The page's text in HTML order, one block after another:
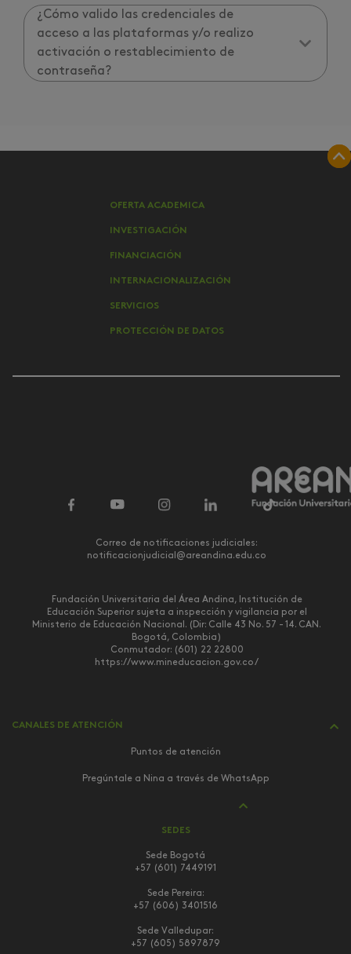
¿Cómo valido las credenciales de
acceso a las plataformas y/o realizo
activación o restablecimiento de
contraseña?
OFERTA ACADEMICA
INVESTIGACIÓN
FINANCIACIÓN
INTERNACIONALIZACIÓN
SERVICIOS
PROTECCIÓN DE DATOS
Correo de notificaciones judiciales:
notificacionjudicial@areandina.edu.co
Fundación Universitaria del Área Andina, Institución de
Educación Superior sujeta a inspección y vigilancia por el
Ministerio de Educación Nacional. (Dir: Calle 43 No. 57 - 14. CAN.
Bogotá, Colombia)
Conmutador: (601) 22 22800
https://www.mineducacion.gov.co/
CANALES DE ATENCIÓN
Puntos de atención
Pregúntale a Nina a través de WhatsApp
SEDES
Sede Bogotá
+57 (601) 7449191
Sede Pereira:
+57 (606) 3401516
Sede Valledupar:
+57 (605) 5897879